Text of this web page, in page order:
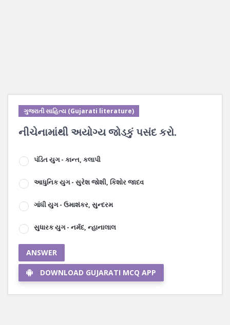
ગુજરાતી સાહિત્ય (Gujarati literature)
નીચેનામાંથી અયોગ્ય જોડકું પસંદ કરો.
પંડિત યુગ - કાન્ત, કલાપી
આધુનિક યુગ - સુરેશ જોશી, કિશોર જાદવ
ગાંધી યુગ - ઉમાશંકર, સુન્દરમ
સુધારક યુગ - નર્મદ, ન્હાનાલાલ
ANSWER
DOWNLOAD GUJARATI MCQ APP